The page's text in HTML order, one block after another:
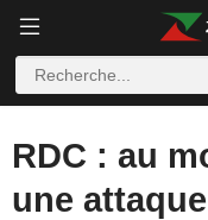
RDC : au
une